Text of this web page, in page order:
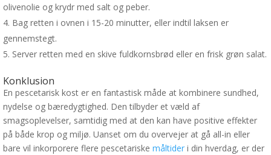
olivenolie og krydr med salt og peber.
Bag retten i ovnen i 15-20 minutter, eller indtil laksen er
gennemstegt.
Server retten med en skive fuldkornsbrød eller en frisk grøn salat.
Konklusion
En pescetarisk kost er en fantastisk måde at kombinere sundhed,
nydelse og bæredygtighed. Den tilbyder et væld af
smagsoplevelser, samtidig med at den kan have positive effekter
på både krop og miljø. Uanset om du overvejer at gå all-in eller
bare vil inkorporere flere pescetariske måltider i din hverdag, er der